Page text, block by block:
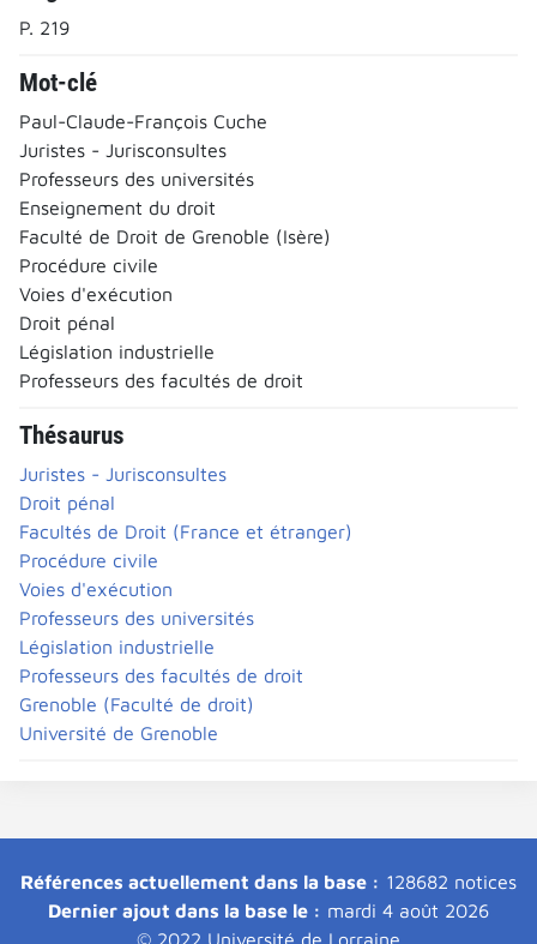
P. 219
Mot-clé
Paul-Claude-François Cuche
Juristes - Jurisconsultes
Professeurs des universités
Enseignement du droit
Faculté de Droit de Grenoble (Isère)
Procédure civile
Voies d'exécution
Droit pénal
Législation industrielle
Professeurs des facultés de droit
Thésaurus
Juristes - Jurisconsultes
Droit pénal
Facultés de Droit (France et étranger)
Procédure civile
Voies d'exécution
Professeurs des universités
Législation industrielle
Professeurs des facultés de droit
Grenoble (Faculté de droit)
Université de Grenoble
Références actuellement dans la base : 128682 notices
Dernier ajout dans la base le : mardi 4 août 2026
© 2022 Université de Lorraine